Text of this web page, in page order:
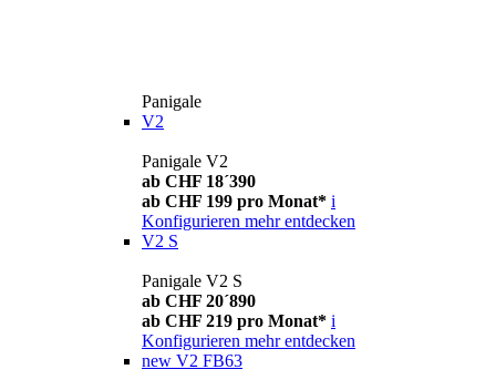
Panigale
V2
Panigale V2
ab CHF 18´390
ab CHF 199 pro Monat* i
Konfigurieren mehr entdecken
V2 S
Panigale V2 S
ab CHF 20´890
ab CHF 219 pro Monat* i
Konfigurieren mehr entdecken
new V2 FB63